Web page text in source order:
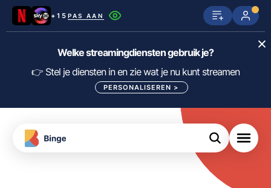
+15 PAS AAN
Netflix SkyShowtime Prime Video
Disney+ Videoland HBO Max
Viaplay Apple TV
KIJK
Welke streamingdiensten gebruik je?
👉 Stel je diensten in en zie wat je nu kunt streamen
PERSONALISEREN >